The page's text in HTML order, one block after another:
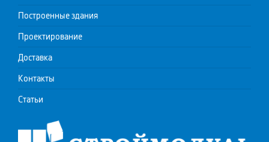
Построенные здания
Проектирование
Доставка
Контакты
Статьи